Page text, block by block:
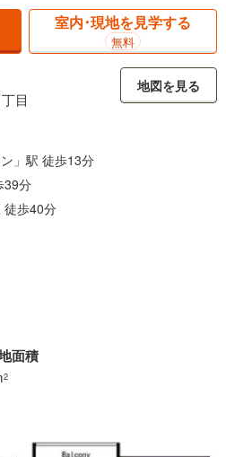
室内･現地を見学する
無料
目
地図を見る
」駅 徒歩13分
39分
徒歩40分
面積
2